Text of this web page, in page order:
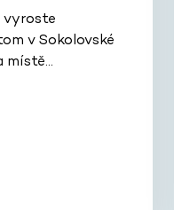
vyroste
v Sokolovské
místě…